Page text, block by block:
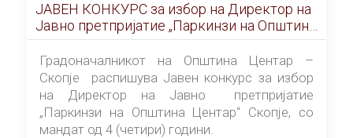
ЈАВЕН КОНКУРС за избор на Директор на
Јавно претпријатие „Паркинзи на Општина
Центар“ – Скопје
Градоначалникот на Општина Центар –
Скопје распишува Јавен конкурс за избор
на Директор на Јавно претпријатие
„Паркинзи на Општина Центар“ Скопје, со
мандат од 4 (четири) години.